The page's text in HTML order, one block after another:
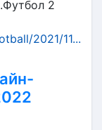
2
2021/11...